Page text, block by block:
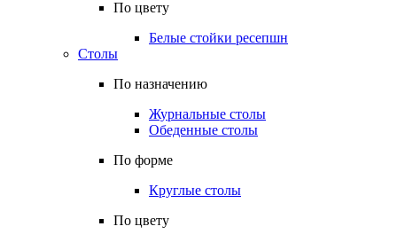
По цвету
Белые стойки ресепшн
Столы
По назначению
Журнальные столы
Обеденные столы
По форме
Круглые столы
По цвету